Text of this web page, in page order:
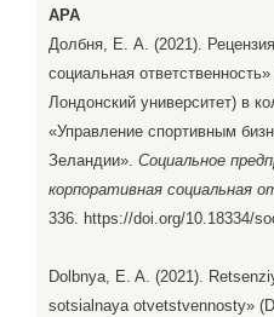
APA
Долбня, Е. А. (2021).
социальная
Лондонский университет) в
«Управление спортивным
Зеландии». Социальное
корпоративная социальная
336. https://doi.org/10.18334/
Dolbnya, E. A. (2021).
sotsialnaya otvetstvennosty»